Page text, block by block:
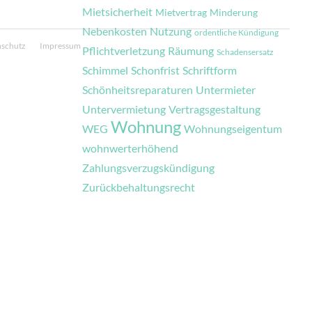
Mietsicherheit Mietvertrag Minderung
Nebenkosten Nutzung ordentliche Kündigung
Pflichtverletzung Räumung Schadensersatz
Schimmel Schonfrist Schriftform
Schönheitsreparaturen Untermieter
Untervermietung Vertragsgestaltung
WEG Wohnung Wohnungseigentum
wohnwerterhöhend
Zahlungsverzugskündigung
Zurückbehaltungsrecht
Impressum